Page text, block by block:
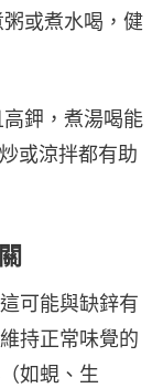
或煮水喝，健
鉀，煮湯喝能
或涼拌都有助
可能與缺鋅有
持正常味覺的
如蜆、生